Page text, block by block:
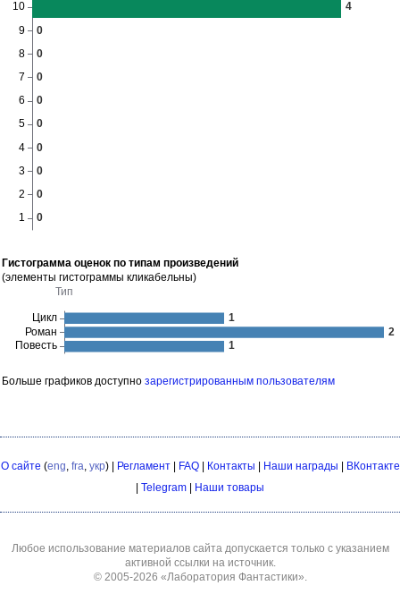
Гистограмма оценок по типам произведений
(элементы гистограммы кликабельны)
Больше графиков доступно зарегистрированным пользователям
О сайте (eng, fra, укр) | Регламент| FAQ| Контакты Наши награды
ВКонтакте
Telegram Наши товары
Любое использование материалов сайта допускается только с указанием
активной ссылки на источник.
© 2005-2026 «Лаборатория Фантастики».